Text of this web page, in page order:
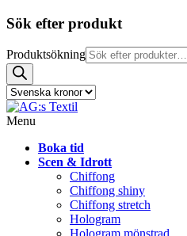
Sök efter produkt
Produktsökning
Menu
Boka tid
Scen & Idrott
Chiffong
Chiffong shiny
Chiffong stretch
Hologram